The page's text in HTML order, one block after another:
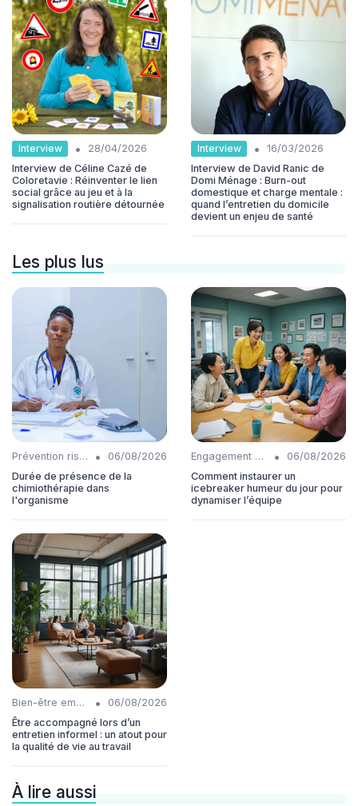
Interview •
28/04/2026
Interview de Céline Cazé de
Coloretavie : Réinventer le lien
social grâce au jeu et à la
signalisation routière détournée
Interview •
16/03/2026
Interview de David Ranic de
Domi Ménage : Burn-out
domestique et charge mentale :
quand l’entretien du domicile
devient un enjeu de santé
Les plus lus
Prévention risques •
06/08/2026
Durée de présence de la
chimiothérapie dans
l'organisme
Engagement collaborateurs •
06/08/2026
Comment instaurer un
icebreaker humeur du jour pour
dynamiser l’équipe
Bien-être employés •
06/08/2026
Être accompagné lors d’un
entretien informel : un atout pour
la qualité de vie au travail
À lire aussi